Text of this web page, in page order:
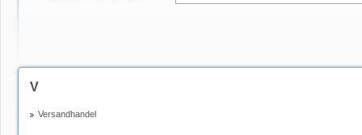
V
Versandhandel